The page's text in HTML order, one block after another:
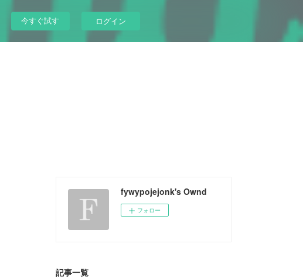
今すぐ試す ログイン
fywypojejonk's Ownd
フォロー
記事一覧